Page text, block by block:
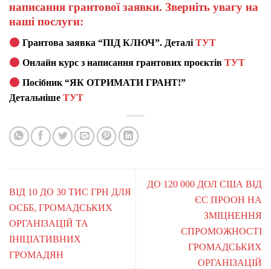
написання грантової заявки. Зверніть увагу на
наші послуги:
Грантова заявка “ПІД КЛЮЧ”. ДеталіТУТ
Онлайн курс з написання грантових проєктівТУТ
Посібник “ЯК ОТРИМАТИ ГРАНТ!”
Детальніше ТУТ
ВІД 10 ДО 30 ТИС ГРН ДЛЯ
ОСББ, ГРОМАДСЬКИХ
ОРГАНІЗАЦІЙ ТА
ІНІЦІАТИВНИХ
ГРОМАДЯН
ДО 120 000 ДОЛ США ВІД
ЄС ПРООН НА
ЗМІЦНЕННЯ
СПРОМОЖНОСТІ
ГРОМАДСЬКИХ
ОРГАНІЗАЦІЙ